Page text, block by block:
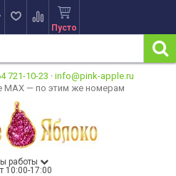
Пусто
721-10-23 · info@pink-apple.ru
— по этим же номерам
работы
10:00-17:00